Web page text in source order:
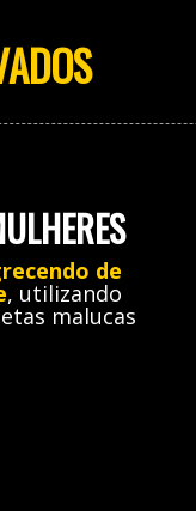
de
, utilizando
malucas